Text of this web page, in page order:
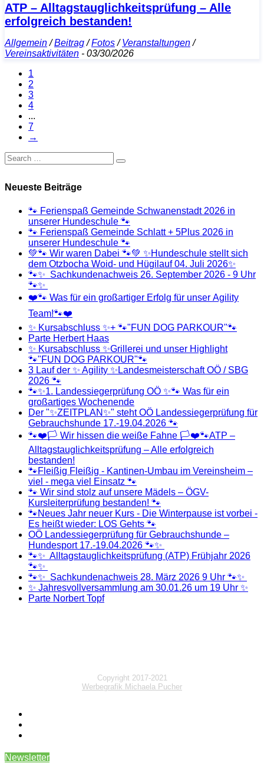
ATP – Alltagstauglichkeitsprüfung – Alle
erfolgreich bestanden!
Allgemein/Beitrag/Fotos/Veranstaltungen/
Vereinsaktivitäten - 03/30/2026
1
2
3
4
...
7
→
Neueste Beiträge
🐾 Ferienspaß Gemeinde Schwanenstadt 2026 in
unserer Hundeschule 🐾
🐾 Ferienspaß Gemeinde Schlatt + 5Plus 2026 in
unserer Hundeschule 🐾
💚🐾 Wir waren Dabei 🐾💚 ✨Hundeschule stellt sich
dem Otzbocha Woid- und Hügilauf 04. Juli 2026✨
🐾✨ Sachkundenachweis 26. September 2026 - 9 Uhr
🐾✨
❤️🐾 Was für ein großartiger Erfolg für unser Agility
Team!🐾❤️
✨ Kursabschluss ✨+ 🐾"FUN DOG PARKOUR"🐾
Parte Herbert Haas
✨ Kursabschluss ✨Grillerei und unser Highlight
🐾"FUN DOG PARKOUR"🐾
3 Lauf der ✨ Agility ✨Landesmeisterschaft OÖ / SBG
2026 🐾
🐾✨1. Landessiegerprüfung OÖ ✨🐾 Was für ein
großartiges Wochenende
Der "✨ZEITPLAN✨" steht OÖ Landessiegerprüfung für
Gebrauchshunde 17.-19.04.2026 🐾
🐾❤️🏳️ Wir hissen die weiße Fahne 🏳️❤️🐾ATP –
Alltagstauglichkeitsprüfung – Alle erfolgreich
bestanden!
🐾Fleißig Fleißig - Kantinen-Umbau im Vereinsheim –
viel - mega viel Einsatz 🐾
🐾 Wir sind stolz auf unsere Mädels – ÖGV-
Kursleiterprüfung bestanden! 🐾
🐾Neues Jahr neuer Kurs - Die Winterpause ist vorbei -
Es heißt wieder: LOS Gehts 🐾
OÖ Landessiegerprüfung für Gebrauchshunde –
Hundesport 17.-19.04.2026 🐾✨
🐾✨ Alltagstauglichkeitsprüfung (ATP) Frühjahr 2026
🐾✨
🐾✨ Sachkundenachweis 28. März 2026 9 Uhr 🐾✨
✨ Jahresvollversammlung am 30.01.26 um 19 Uhr ✨
Parte Norbert Topf
Copyright 2017-2021
Werbegrafik Michaela Pucher
Newsletter